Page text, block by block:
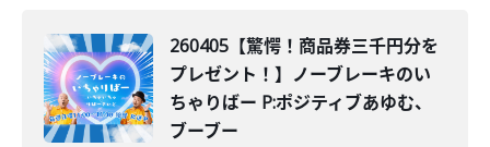
260405【驚愕！商品券三千円分を
プレゼント！】ノーブレーキのい
ちゃりばー P:ポジティブあゆむ、
ブーブー